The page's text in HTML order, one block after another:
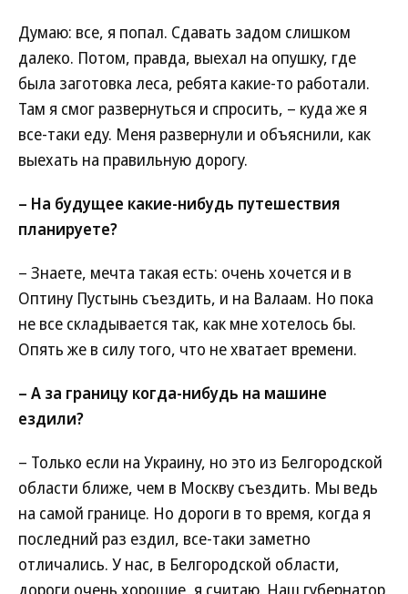
Думаю: все, я попал. Сдавать задом слишком
далеко. Потом, правда, выехал на опушку, где
была заготовка леса, ребята какие-то работали.
Там я смог развернуться и спросить, – куда же я
все-таки еду. Меня развернули и объяснили, как
выехать на правильную дорогу.
– На будущее какие-нибудь путешествия
планируете?
– Знаете, мечта такая есть: очень хочется и в
Оптину Пустынь съездить, и на Валаам. Но пока
не все складывается так, как мне хотелось бы.
Опять же в силу того, что не хватает времени.
– А за границу когда-нибудь на машине
ездили?
– Только если на Украину, но это из Белгородской
области ближе, чем в Москву съездить. Мы ведь
на самой границе. Но дороги в то время, когда я
последний раз ездил, все-таки заметно
отличались. У нас, в Белгородской области,
дороги очень хорошие, я считаю. Наш губернатор